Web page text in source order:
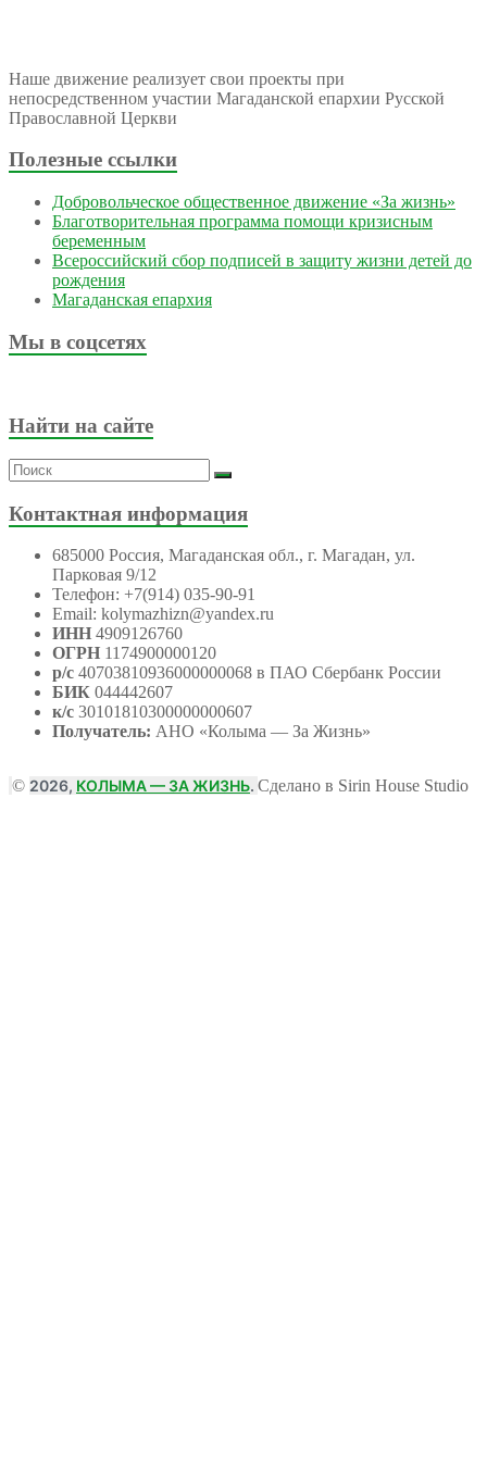
Наше движение реализует свои проекты при
непосредственном участии Магаданской епархии Русской
Православной Церкви
Полезные ссылки
Добровольческое общественное движение «За жизнь»
Благотворительная программа помощи кризисным
беременным
Всероссийский сбор подписей в защиту жизни детей до
рождения
Магаданская епархия
Мы в соцсетях
Найти на сайте
Контактная информация
685000 Россия, Магаданская обл., г. Магадан, ул.
Парковая 9/12
Телефон: +7(914) 035-90-91
Email: kolymazhizn@yandex.ru
ИНН 4909126760
ОГРН 1174900000120
р/с 40703810936000000068 в ПАО Сбербанк России
БИК 044442607
к/с 30101810300000000607
Получатель: АНО «Колыма — За Жизнь»
© 2026, КОЛЫМА — ЗА ЖИЗНЬ. Сделано в Sirin House Studio